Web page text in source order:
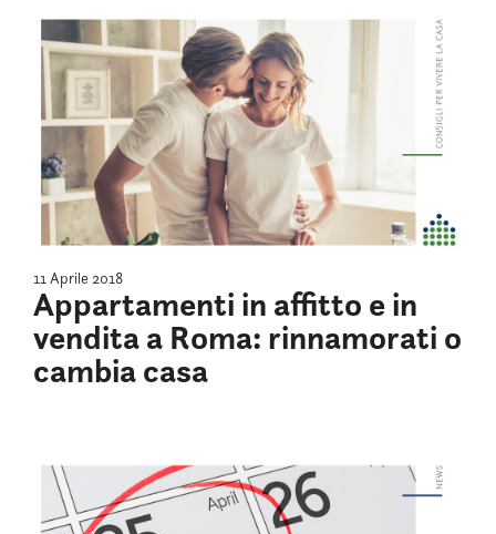
11 Aprile 2018
Appartamenti in affitto e in
vendita a Roma: rinnamorati o
cambia casa